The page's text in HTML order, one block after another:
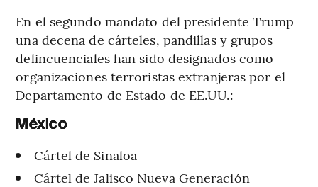
En el segundo mandato del presidente Trump
una decena de cárteles, pandillas y grupos
delincuenciales han sido designados como
organizaciones terroristas extranjeras por el
Departamento de Estado de EE.UU.:
México
Cártel de Sinaloa
Cártel de Jalisco Nueva Generación